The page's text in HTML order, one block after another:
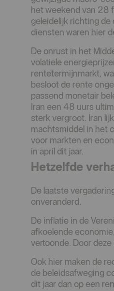
het weekend van 28
geleidelijk richting de
diensten waren hier
De onrust in het
volatiele
rentetermijnmarkt,
besloot de rente
passend monetair
Iran een 48 uurs
sterk vergroot. Iran
machtsmiddel in het
voor markten en
in april dit jaar.
Hetzelfde
De laatste
onveranderd.
De inflatie in de
afkoelende
vertoonde. Door
Ook hier maken de
de beleidsafweging
dit jaar dan op een